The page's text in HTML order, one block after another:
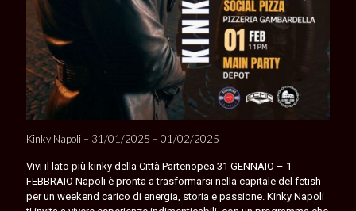
Kinky Napoli – 31/01/2025 – 01/02/2025
Vivi il lato più kinky della Città Partenopea 31 GENNAIO – 1
FEBBRAIO Napoli è pronta a trasformarsi nella capitale del fetish
per un weekend carico di energia, storia e passione. Kinky Napoli